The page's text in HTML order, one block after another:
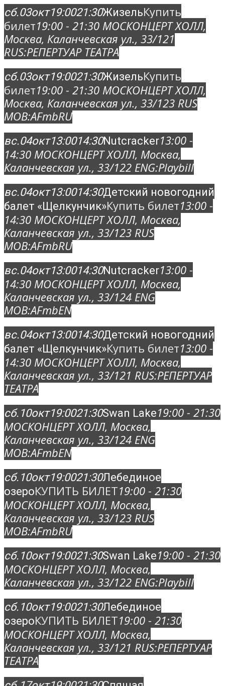
сб.03окт19:0021:30ЖизельКупить
билет19:00 - 21:30 МОСКОНЦЕРТ ХОЛЛ,
Москва, Каланчевская ул., 33/121
RUS:РЕПЕРТУАР ТЕАТРА
сб.03окт19:0021:30ЖизельКупить
билет19:00 - 21:30 МОСКОНЦЕРТ ХОЛЛ,
Москва, Каланчевская ул., 33/123 RUS
MOB:AFmbRU
вс.04окт13:0014:30Nutcracker13:00 -
14:30 МОСКОНЦЕРТ ХОЛЛ, Москва,
Каланчевская ул., 33/122 ENG:Playbill
вс.04окт13:0014:30Детский новогодний
балет «Щелкунчик»Купить билет13:00 -
14:30 МОСКОНЦЕРТ ХОЛЛ, Москва,
Каланчевская ул., 33/123 RUS
MOB:AFmbRU
вс.04окт13:0014:30Nutcracker13:00 -
14:30 МОСКОНЦЕРТ ХОЛЛ, Москва,
Каланчевская ул., 33/124 ENG
MOB:AFmbEN
вс.04окт13:0014:30Детский новогодний
балет «Щелкунчик»Купить билет13:00 -
14:30 МОСКОНЦЕРТ ХОЛЛ, Москва,
Каланчевская ул., 33/121 RUS:РЕПЕРТУАР
ТЕАТРА
сб. 10окт19:0021:30Swan Lake19:00 - 21:30
МОСКОНЦЕРТ ХОЛЛ, Москва,
Каланчевская ул., 33/124 ENG
MOB:AFmbEN
сб. 10окт19:0021:30Лебединое
озероКУПИТЬ БИЛЕТ19:00 - 21:30
МОСКОНЦЕРТ ХОЛЛ, Москва,
Каланчевская ул., 33/123 RUS
MOB:AFmbRU
сб. 10окт19:0021:30Swan Lake19:00 - 21:30
МОСКОНЦЕРТ ХОЛЛ, Москва,
Каланчевская ул., 33/122 ENG:Playbill
сб. 10окт19:0021:30Лебединое
озероКУПИТЬ БИЛЕТ19:00 - 21:30
МОСКОНЦЕРТ ХОЛЛ, Москва,
Каланчевская ул., 33/121 RUS:РЕПЕРТУАР
ТЕАТРА